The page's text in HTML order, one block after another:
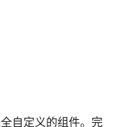
自定义的组件。完